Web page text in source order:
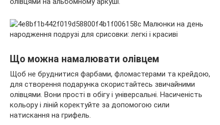
Що можна намалювати олівцем
Щоб не бруднитися фарбами, фломастерами та крейдою,
для створення подарунка скористайтесь звичайними
олівцями. Вони прості в обігу і універсальні. Насиченість
кольору і ліній коректуйте за допомогою сили
натискання на грифель.